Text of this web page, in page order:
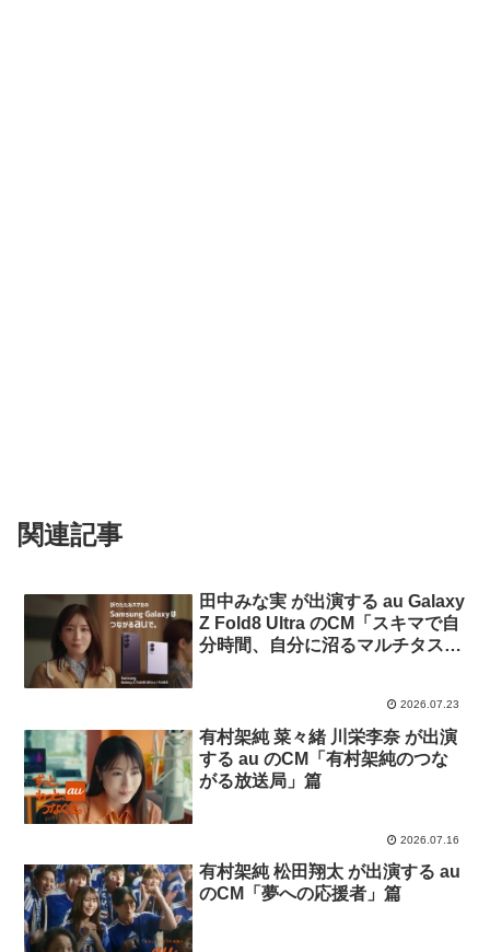
関連記事
田中みな実 が出演する au Galaxy
Z Fold8 Ultra のCM「スキマで自
分時間、自分に沼るマルチタス
2026.07.23
有村架純 菜々緒 川栄李奈 が出演
する au のCM「有村架純のつな
がる放送局」篇
2026.07.16
有村架純 松田翔太 が出演する au
のCM「夢への応援者」篇